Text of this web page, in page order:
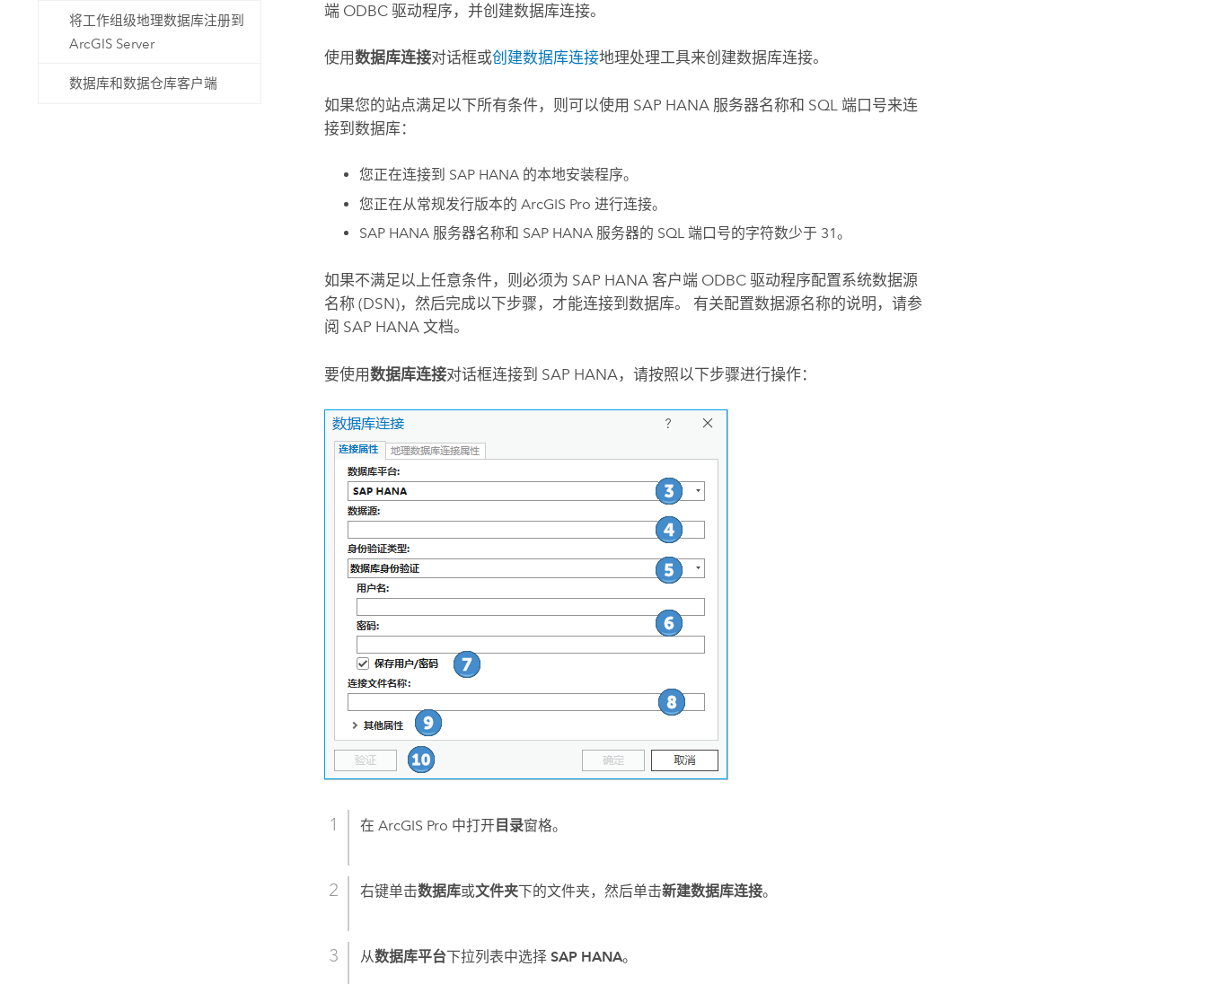
将工作组级地理数据库注册到
ArcGIS Server
数据库和数据仓库客户端
端 ODBC 驱动程序，并创建数据库连接。
使用数据库连接对话框或创建数据库连接地理处理工具来创建数据库连接。
如果您的站点满足以下所有条件，则可以使用 SAP HANA 服务器名称和 SQL 端口号来连
接到数据库：
您正在连接到 SAP HANA的本地安装程序。
您正在从常规发行版本的 ArcGIS Pro 进行连接。
SAP HANA服务器名称和 SAP HANA服务器的 SQL 端口号的字符数少于 31。
如果不满足以上任意条件，则必须为 SAP HANA 客户端 ODBC 驱动程序配置系统数据源
名称 (DSN)，然后完成以下步骤，才能连接到数据库。 有关配置数据源名称的说明，请参
阅 SAP HANA 文档。
要使用数据库连接对话框连接到 SAP HANA ，请按照以下步骤进行操作：
在ArcGIS Pro 中打开 目录窗格。
右键单击数据库或文件夹下的文件夹，然后单击新建数据库连接。
从数据库平台下拉列表中选择SAP HANA。